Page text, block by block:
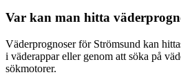
Var kan man hitta
Väderprognoser för Strömsund kan
i väderappar eller genom att söka på
sökmotorer.